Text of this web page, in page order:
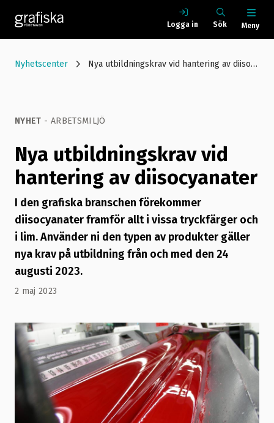
Logga in Sök Meny
Nyhetscenter Nya utbildningskrav vid hantering av diisocyanater
NYHET - ARBETSMILJÖ
Nya utbildningskrav vid
hantering av diisocyanater
I den grafiska branschen förekommer
diisocyanater framför allt i vissa tryckfärger och
i lim. Använder ni den typen av produkter gäller
nya krav på utbildning från och med den 24
augusti 2023.
2 maj 2023